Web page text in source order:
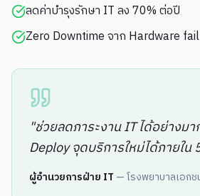
ลดค่าบำรุงรักษา IT ลง 70% ต่อปี
Zero Downtime จาก Hardware
"ช่วยลดภาระงาน IT ได้อย่างม
Deploy จุดบริการใหม่ได้ภายใน
ผู้อำนวยการฝ่าย IT —โรงพยาบาลเอก